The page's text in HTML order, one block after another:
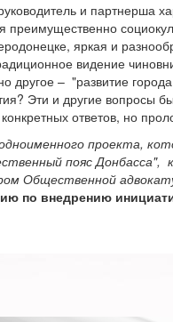
и партнерша
преимущественно
яркая и
видение
другое – "развитие
Эти и другие
ответов, но
проекта,
пояс Донбасса",
Общественной
по внедрению